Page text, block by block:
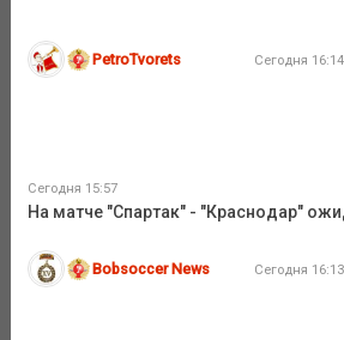
PetroTvorets Сегодня 16:14
Сегодня 15:57
На матче "Спартак" - "Краснодар"
Bobsoccer News Сегодня 16:13